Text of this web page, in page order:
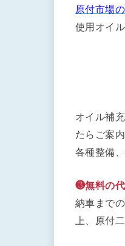
原付市場
使用オイル
オイル補
たらご案
各種整備
❸無料の
納車まで
上、原付